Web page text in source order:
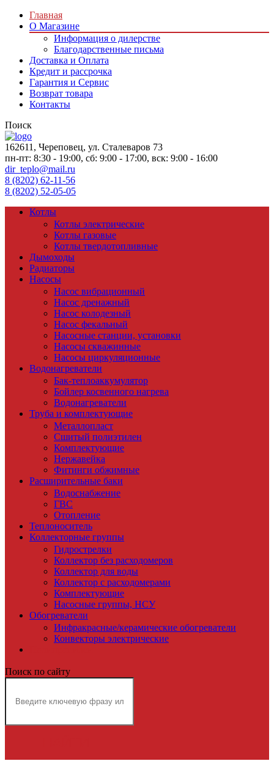
Главная
О Магазине
Информация о дилерстве
Благодарственные письма
Доставка и Оплата
Кредит и рассрочка
Гарантия и Сервис
Возврат товара
Контакты
Поиск
162611, Череповец, ул. Сталеваров 73
пн-пт: 8:30 - 19:00, сб: 9:00 - 17:00, вск: 9:00 - 16:00
dir_teplo@mail.ru
8 (8202) 62-11-56
8 (8202) 52-05-05
Котлы
Котлы электрические
Котлы газовые
Котлы твердотопливные
Дымоходы
Радиаторы
Насосы
Насос вибрационный
Насос дренажный
Насос колодезный
Насос фекальный
Насосные станции, установки
Насосы скважинные
Насосы циркуляционные
Водонагреватели
Бак-теплоаккумулятор
Бойлер косвенного нагрева
Водонагреватели
Труба и комплектующие
Металлопласт
Сшитый полиэтилен
Комплектующие
Нержавейка
Фитинги обжимные
Расширительные баки
Водоснабжение
ГВС
Отопление
Теплоноситель
Коллекторные группы
Гидрострелки
Коллектор без расходомеров
Коллектор для воды
Коллектор с расходомерами
Комплектующие
Насосные группы, НСУ
Обогреватели
Инфракрасные/керамические обогреватели
Конвекторы электрические
Поиск по сайту